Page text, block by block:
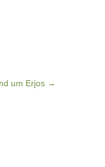
um Erjos →